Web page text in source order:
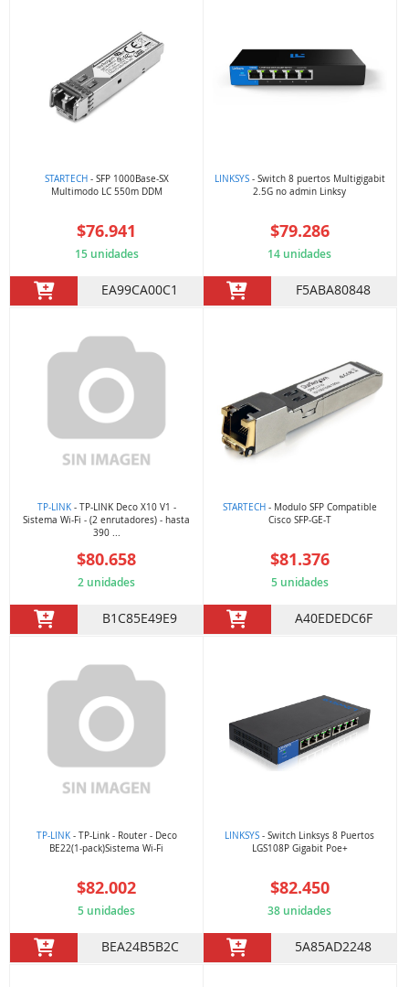
STARTECH - SFP 1000Base-SX
Multimodo LC 550m DDM
$76.941
15 unidades
EA99CA00C1
LINKSYS- Switch 8 puertos Multigigabit
2.5G no admin Linksy
$79.286
14 unidades
F5ABA80848
TP-LINK- TP-LINK Deco X10 V1 -
Sistema Wi-Fi - (2 enrutadores) - hasta
390 ...
$80.658
2 unidades
B1C85E49E9
STARTECH - Modulo SFP Compatible
Cisco SFP-GE-T
$81.376
5 unidades
A40EDEDC6F
TP-LINK- TP-Link - Router - Deco
BE22(1-pack)Sistema Wi-Fi
$82.002
5 unidades
BEA24B5B2C
LINKSYS - Switch Linksys 8 Puertos
LGS108P Gigabit Poe+
$82.450
38 unidades
5A85AD2248